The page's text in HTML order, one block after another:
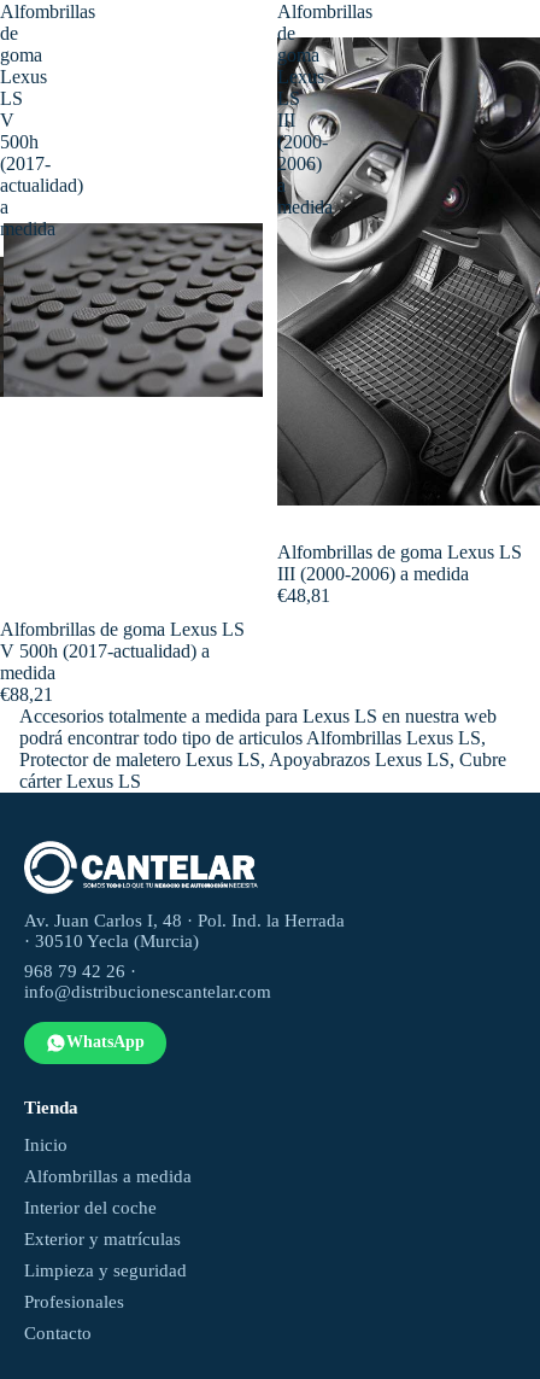
Alfombrillas
de
goma
Lexus
LS
V
500h
(2017-
actualidad)
a
medida
Alfombrillas de goma Lexus LS
V 500h (2017-actualidad) a
medida
€88,21
Alfombrillas
de
goma
Lexus
LS
III
(2000-
2006)
a
medida
Alfombrillas de goma Lexus LS
III (2000-2006) a medida
€48,81
Accesorios totalmente a medida para Lexus LS en nuestra web
podrá encontrar todo tipo de articulos Alfombrillas Lexus LS,
Protector de maletero Lexus LS, Apoyabrazos Lexus LS, Cubre
cárter Lexus LS
Av. Juan Carlos I, 48 · Pol. Ind. la Herrada
· 30510 Yecla (Murcia)
968 79 42 26 ·
info@distribucionescantelar.com
WhatsApp
Tienda
Inicio
Alfombrillas a medida
Interior del coche
Exterior y matrículas
Limpieza y seguridad
Profesionales
Contacto